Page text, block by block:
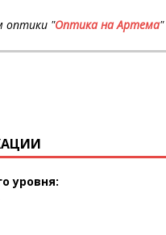
оптики "Оптика на Артема"
уровня: